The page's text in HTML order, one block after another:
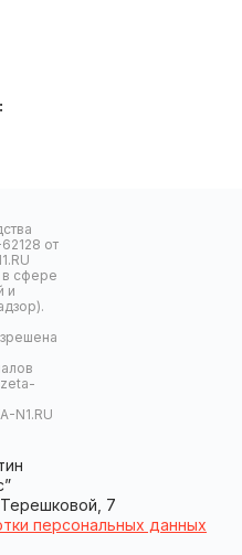
от
сфере
и
N1.RU
7
персональных данных